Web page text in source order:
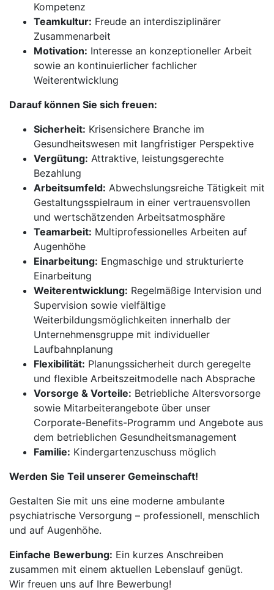
Kompetenz
Teamkultur: Freude an interdisziplinärer
Zusammenarbeit
Motivation: Interesse an konzeptioneller Arbeit
sowie an kontinuierlicher fachlicher
Weiterentwicklung
Darauf können Sie sich freuen:
Sicherheit: Krisensichere Branche im
Gesundheitswesen mit langfristiger Perspektive
Vergütung: Attraktive, leistungsgerechte
Bezahlung
Arbeitsumfeld: Abwechslungsreiche Tätigkeit mit
Gestaltungsspielraum in einer vertrauensvollen
und wertschätzenden Arbeitsatmosphäre
Teamarbeit: Multiprofessionelles Arbeiten auf
Augenhöhe
Einarbeitung: Engmaschige und strukturierte
Einarbeitung
Weiterentwicklung: Regelmäßige Intervision und
Supervision sowie vielfältige
Weiterbildungsmöglichkeiten innerhalb der
Unternehmensgruppe mit individueller
Laufbahnplanung
Flexibilität: Planungssicherheit durch geregelte
und flexible Arbeitszeitmodelle nach Absprache
Vorsorge & Vorteile: Betriebliche Altersvorsorge
sowie Mitarbeiterangebote über unser
Corporate-Benefits-Programm und Angebote aus
dem betrieblichen Gesundheitsmanagement
Familie: Kindergartenzuschuss möglich
Werden Sie Teil unserer Gemeinschaft!
Gestalten Sie mit uns eine moderne ambulante
psychiatrische Versorgung – professionell, menschlich
und auf Augenhöhe.
Einfache Bewerbung: Ein kurzes Anschreiben
zusammen mit einem aktuellen Lebenslauf genügt.
Wir freuen uns auf Ihre Bewerbung!